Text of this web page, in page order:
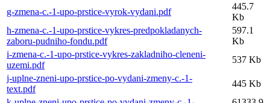
g-zmena-c.-1-upo-prstice-vyrok-vydani.pdf
445.7
Kb
h-zmena-c.-1-upo-prstice-vykres-predpokladanych-
zaboru-pudniho-fondu.pdf
597.1
Kb
i-zmena-c.-1-upo-prstice-vykres-zakladniho-cleneni-
uzemi.pdf
537 Kb
j-uplne-zneni-upo-prstice-po-vydani-zmeny-c.-1-
text.pdf
445 Kb